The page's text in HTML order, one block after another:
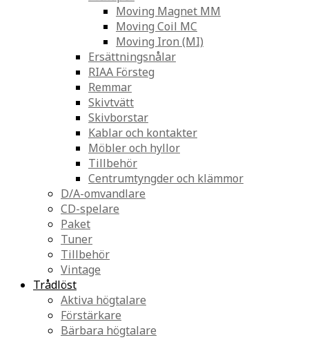
Moving Magnet MM
Moving Coil MC
Moving Iron (MI)
Ersättningsnålar
RIAA Försteg
Remmar
Skivtvätt
Skivborstar
Kablar och kontakter
Möbler och hyllor
Tillbehör
Centrumtyngder och klämmor
D/A-omvandlare
CD-spelare
Paket
Tuner
Tillbehör
Vintage
Trådlöst
Aktiva högtalare
Förstärkare
Bärbara högtalare